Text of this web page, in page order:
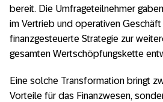
bereit. Die Umfrageteilnehmer
im Vertrieb und operativen
finanzgesteuerte Strategie zur
gesamten Wertschöpfungskette
Eine solche Transformation bringt
Vorteile für das Finanzwesen,